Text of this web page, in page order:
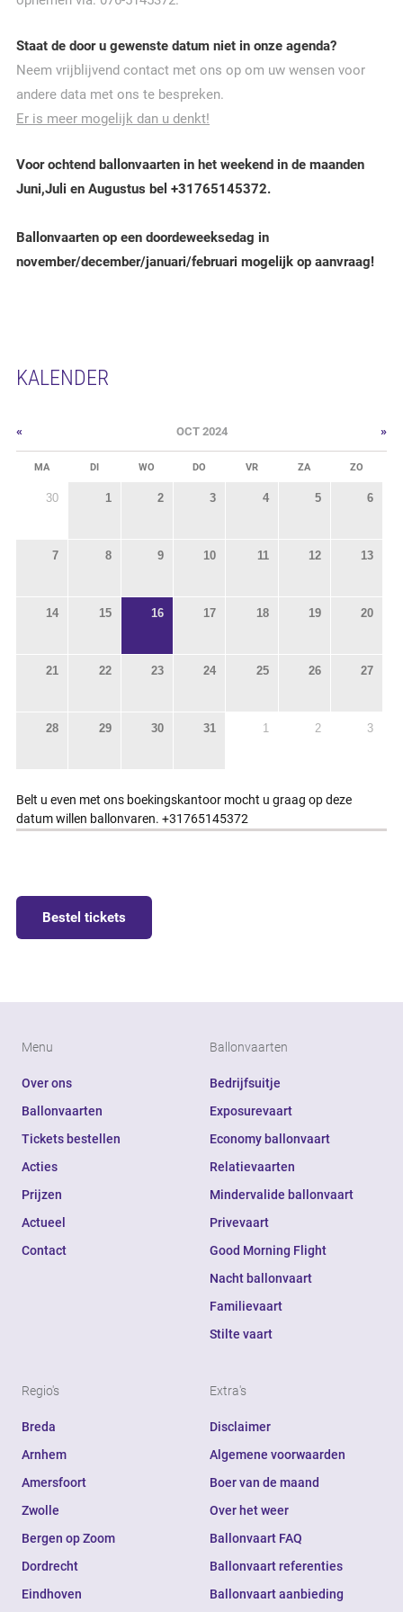
Staat de door u gewenste datum niet in onze agenda?
Neem vrijblijvend contact met ons op om uw wensen voor
andere data met ons te bespreken.
Er is meer mogelijk dan u denkt!
Voor ochtend ballonvaarten in het weekend in de maanden
Juni,Juli en Augustus bel +31765145372.
Ballonvaarten op een doordeweeksedag in
november/december/januari/februari mogelijk op aanvraag!
KALENDER
« OCT 2024 »
MA DI WO DO VR ZA ZO
30 1 2 3 4 5 6
7 8 9 10 11 12 13
14 15 16 17 18 19 20
21 22 23 24 25 26 27
28 29 30 31 1 2 3
Belt u even met ons boekingskantoor mocht u graag op deze
datum willen ballonvaren. +31765145372
Bestel tickets
Menu
Over ons
Ballonvaarten
Tickets bestellen
Acties
Prijzen
Actueel
Contact
Ballonvaarten
Bedrijfsuitje
Exposurevaart
Economy ballonvaart
Relatievaarten
Mindervalide ballonvaart
Privevaart
Good Morning Flight
Nacht ballonvaart
Familievaart
Stilte vaart
Regio's
Breda
Arnhem
Amersfoort
Zwolle
Bergen op Zoom
Dordrecht
Eindhoven
Extra's
Disclaimer
Algemene voorwaarden
Boer van de maand
Over het weer
Ballonvaart FAQ
Ballonvaart referenties
Ballonvaart aanbieding